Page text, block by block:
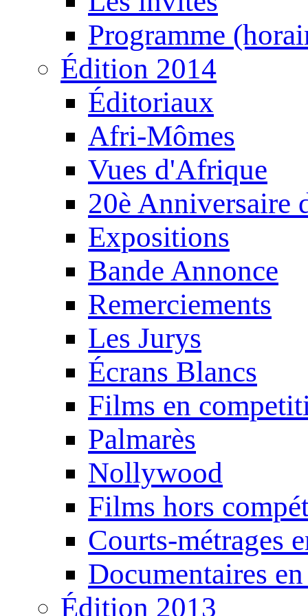
Programme
Édition 2014
Éditoriaux
Afri-Mômes
Vues d'Afrique
20è Anniversaire
Expositions
Bande Annonce
Remerciements
Les Jurys
Écrans Blancs
Films en
Palmarès
Nollywood
Films hors
Courts-métrages
Documentaires
Édition 2013